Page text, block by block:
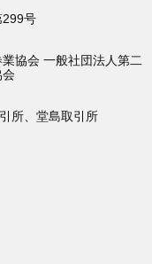
299号
協会 一般社団法人第二
会
所、堂島取引所